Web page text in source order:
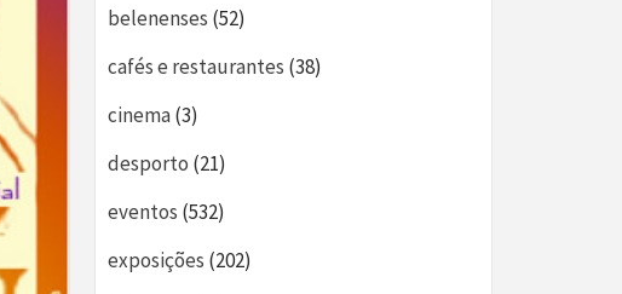
belenenses (52)
cafés e restaurantes (38)
cinema(3)
desporto (21)
eventos (532)
exposições (202)